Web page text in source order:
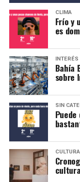
CLIMA
Frío y
es
INTERÉS
Bahía
sobre
SIN
CULTURA